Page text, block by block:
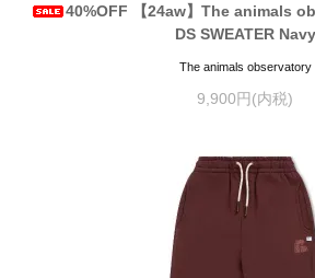
40%OFF 【24aw】The animals
DS SWEATER Navy
The animals observatory
9,900円(内税)